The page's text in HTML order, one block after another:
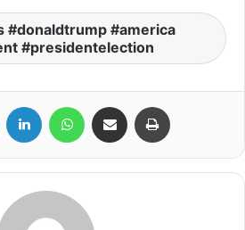
#donaldtrump #america
#presidentelection
Twitter LinkedIn WhatsAppShare via Email